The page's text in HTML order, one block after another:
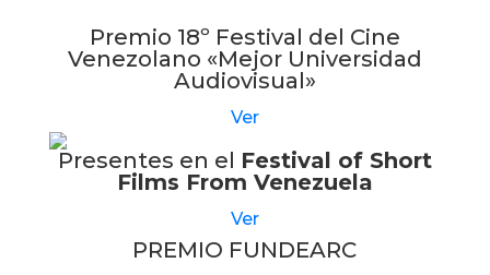
Premio 18º Festival del Cine
Venezolano «Mejor Universidad
Audiovisual»
Ver
Presentes en el Festival of Short
Films From Venezuela
Ver
PREMIO FUNDEARC